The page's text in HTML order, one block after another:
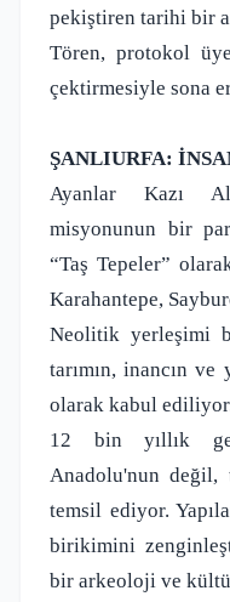
pekiştiren tarihi bir
Tören, protokol
çektirmesiyle sona
ŞANLIURFA:
Ayanlar Kazı
misyonunun bir
“Taş Tepeler”
Karahantepe,
Neolitik yerleşimi
tarımın, inancın ve
olarak kabul
12 bin yıllık
Anadolu'nun değil,
temsil ediyor.
birikimini
bir arkeoloji ve